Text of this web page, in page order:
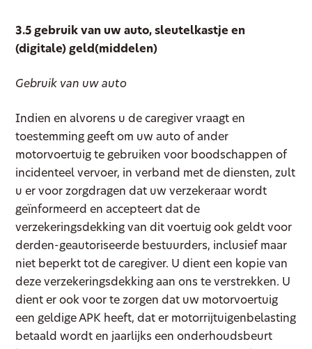
3.5 gebruik van uw auto, sleutelkastje en
(digitale) geld(middelen)
Gebruik van uw auto
Indien en alvorens u de caregiver vraagt en
toestemming geeft om uw auto of ander
motorvoertuig te gebruiken voor boodschappen of
incidenteel vervoer, in verband met de diensten, zult
u er voor zorgdragen dat uw verzekeraar wordt
geïnformeerd en accepteert dat de
verzekeringsdekking van dit voertuig ook geldt voor
derden-geautoriseerde bestuurders, inclusief maar
niet beperkt tot de caregiver. U dient een kopie van
deze verzekeringsdekking aan ons te verstrekken. U
dient er ook voor te zorgen dat uw motorvoertuig
een geldige APK heeft, dat er motorrijtuigenbelasting
betaald wordt en jaarlijks een onderhoudsbeurt